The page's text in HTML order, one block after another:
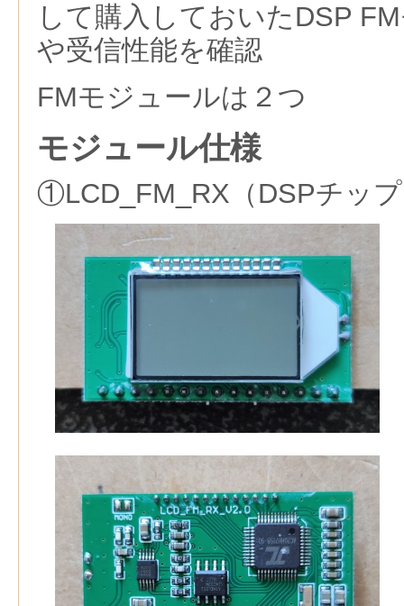
して購入しておいたDSP
や受信性能を確認
FMモジュールは２つ
モジュール仕様
①LCD_FM_RX（DSPチッ